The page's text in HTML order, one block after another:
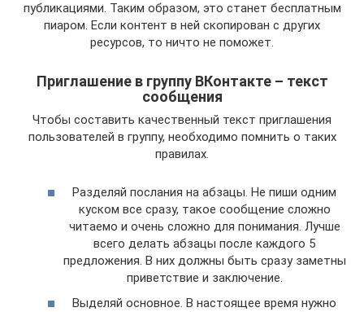
публикациями. Таким образом, это станет бесплатным
пиаром. Если контент в ней скопирован с других
ресурсов, то ничто не поможет.
Приглашение в группу ВКонтакте – текст
сообщения
Чтобы составить качественный текст приглашения
пользователей в группу, необходимо помнить о таких
правилах.
Разделяй послания на абзацы. Не пиши одним
куском все сразу, такое сообщение сложно
читаемо и очень сложно для понимания. Лучше
всего делать абзацы после каждого 5
предложения. В них должны быть сразу заметны
приветствие и заключение.
Выделяй основное. В настоящее время нужно